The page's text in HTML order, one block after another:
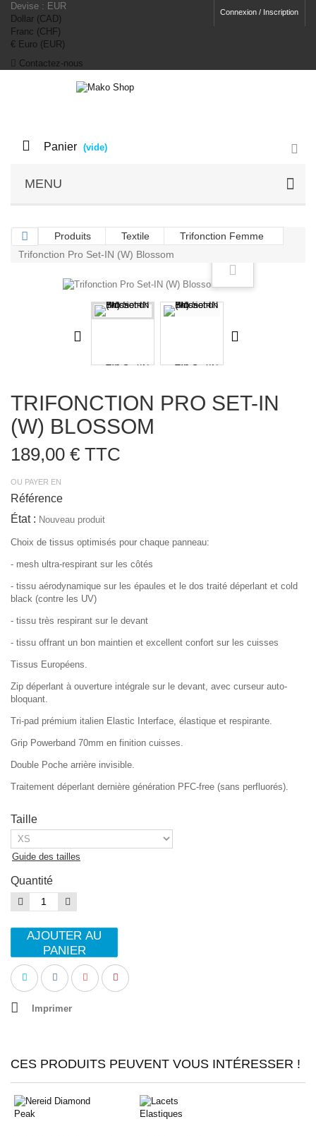
Connexion / Inscription
Devise : EUR
Dollar (CAD)
Franc (CHF)
€ Euro (EUR)
Contactez-nous
Panier (vide)
MENU
Produits Textile
Trifonction Femme
Trifonction Pro Set-IN (W) Blossom
TRIFONCTION PRO SET-IN
(W) BLOSSOM
189,00 € TTC
OU PAYER EN
Référence
État : Nouveau produit
Choix de tissus optimisés pour chaque panneau:
- mesh ultra-respirant sur les côtés
- tissu aérodynamique sur les épaules et le dos traité déperlant et cold
black (contre les UV)
- tissu très respirant sur le devant
- tissu offrant un bon maintien et excellent confort sur les cuisses
Tissus Européens.
Zip déperlant à ouverture intégrale sur le devant, avec curseur auto-
bloquant.
Tri-pad prémium italien Elastic Interface, élastique et respirante.
Grip Powerband 70mm en finition cuisses.
Double Poche arrière invisible.
Traitement déperlant dernière génération PFC-free (sans perfluorés).
Taille
Guide des tailles
Quantité
AJOUTER AU
PANIER
Imprimer
CES PRODUITS PEUVENT VOUS INTÉRESSER !